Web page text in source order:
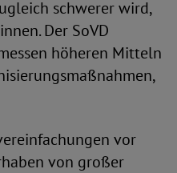
schwerer wird,
Der SoVD
höheren Mitteln
vor
von großer